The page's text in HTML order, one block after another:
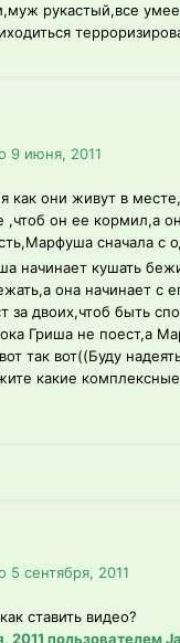
рукастый,все
9 июня, 2011
как они живут в
,чтоб он ее кормил,а
сначала с
начинает кушать
она начинает с
за двоих,чтоб быть
Гриша не поест,а
так вот((Буду
какие
5 сентября, 2011
ставить видео?
2011 пользователем